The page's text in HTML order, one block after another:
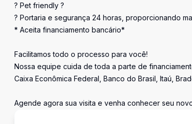
? Pet friendly ?
? Portaria e segurança 24 horas, proporcionando
* Aceita financiamento bancário*
Facilitamos todo o processo para você!
Nossa equipe cuida de toda a parte de
Caixa Econômica Federal, Banco do Brasil, Itaú,
Agende agora sua visita e venha conhecer seu